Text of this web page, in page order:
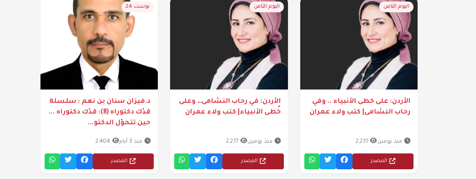
اليوم الثامن
الأردن: على خطى الأنبياء .. وفي
رحاب النشامى| كتب ولاء عمران
منذ يومين 2,231
المصدر
اليوم الثامن
الأردن: في رحاب النشامى… وعلى
خُطى الأنبياء| كتب ولاء عمران
منذ يومين 2,277
المصدر
بوست 24
د.فيزان سنان بن نعم : سلسلة
قدّك دكتوراه (8): قدّك دكتوراه ...
حين تتحوّل الدكتو...
منذ 3 أيام 2,404
المصدر